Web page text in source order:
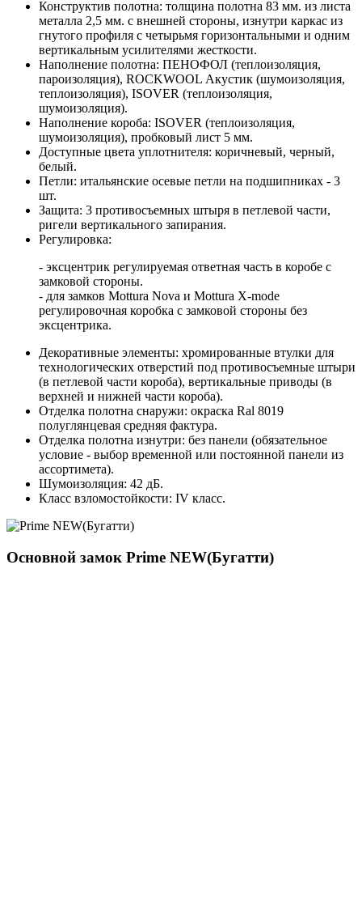
Конструктив полотна: толщина полотна 83 мм. из листа
металла 2,5 мм. с внешней стороны, изнутри каркас из
гнутого профиля с четырьмя горизонтальными и одним
вертикальным усилителями жесткости.
Наполнение полотна: ПЕНОФОЛ (теплоизоляция,
пароизоляция), ROCKWOOL Акустик (шумоизоляция,
теплоизоляция), ISOVER (теплоизоляция,
шумоизоляция).
Наполнение короба: ISOVER (теплоизоляция,
шумоизоляция), пробковый лист 5 мм.
Доступные цвета уплотнителя: коричневый, черный,
белый.
Петли: итальянские осевые петли на подшипниках - 3
шт.
Защита: 3 противосъемных штыря в петлевой части,
ригели вертикального запирания.
Регулировка:
- эксцентрик регулируемая ответная часть в коробе с
замковой стороны.
- для замков Mottura Nova и Mottura X-mode
регулировочная коробка с замковой стороны без
эксцентрика.
Декоративные элементы: хромированные втулки для
технологических отверстий под противосъемные штыри
(в петлевой части короба), вертикальные приводы (в
верхней и нижней части короба).
Отделка полотна снаружи: окраска Ral 8019
полуглянцевая средняя фактура.
Отделка полотна изнутри: без панели (обязательное
условие - выбор временной или постоянной панели из
ассортимета).
Шумоизоляция: 42 дБ.
Класс взломостойкости: IV класс.
Основной замок Prime NEW(Бугатти)